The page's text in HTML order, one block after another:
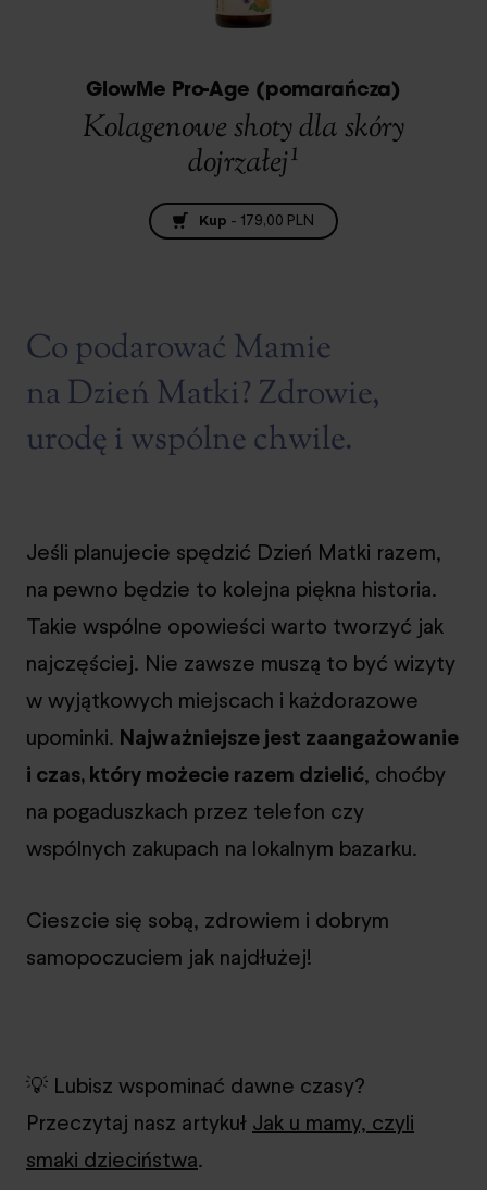
GlowMe Pro-Age (pomarańcza)
Kolagenowe shoty dla skóry
dojrzałej¹
Kup - 179,00 PLN
Co podarować Mamie
na Dzień Matki? Zdrowie,
urodę i wspólne chwile.
Jeśli planujecie spędzić Dzień Matki razem,
na pewno będzie to kolejna piękna historia.
Takie wspólne opowieści warto tworzyć jak
najczęściej. Nie zawsze muszą to być wizyty
w wyjątkowych miejscach i każdorazowe
upominki. Najważniejsze jest zaangażowanie
i czas, który możecie razem dzielić, choćby
na pogaduszkach przez telefon czy
wspólnych zakupach na lokalnym bazarku.
Cieszcie się sobą, zdrowiem i dobrym
samopoczuciem jak najdłużej!
💡 Lubisz wspominać dawne czasy?
Przeczytaj nasz artykuł Jak u mamy, czyli
smaki dzieciństwa.